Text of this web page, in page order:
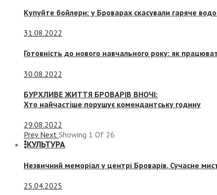
Купуйте бойлери: у Броварах скасували гаряче
31.08.2022
Готовність до нового навчального року: як
30.08.2022
БУРХЛИВЕ ЖИТТЯ БРОВАРІВ ВНОЧІ:
Хто найчастіше порушує комендантську годину
29.08.2022
Prev Next Showing 1 Of 26
КУЛЬТУРА
Незвичний меморіал у центрі Броварів. Сучасне
25.04.2025